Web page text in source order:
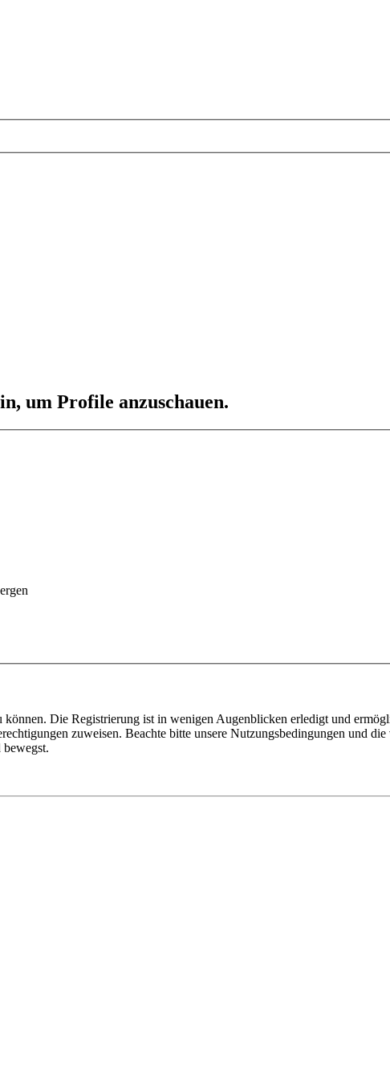
um Profile anzuschauen.
können. Die Registrierung ist in wenigen Augenblicken erledigt und
zuweisen. Beachte bitte unsere Nutzungsbedingungen und